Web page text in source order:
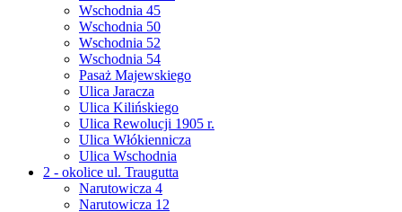
Wschodnia 45
Wschodnia 50
Wschodnia 52
Wschodnia 54
Pasaż Majewskiego
Ulica Jaracza
Ulica Kilińskiego
Ulica Rewolucji 1905 r.
Ulica Włókiennicza
Ulica Wschodnia
2 - okolice ul. Traugutta
Narutowicza 4
Narutowicza 12